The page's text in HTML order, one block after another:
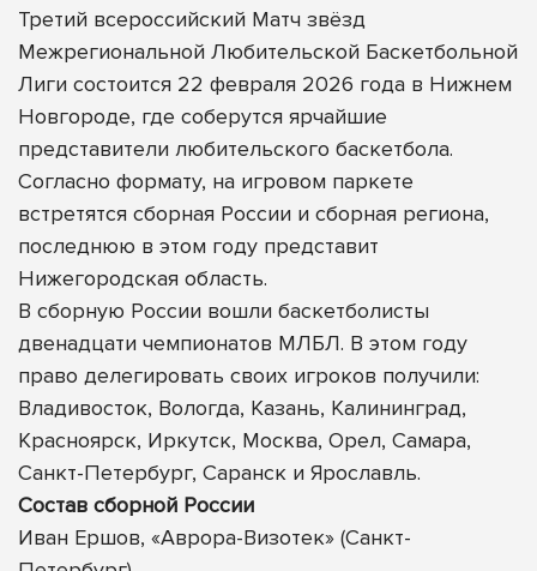
Третий всероссийский Матч звёзд
Межрегиональной Любительской Баскетбольной
Лиги состоится 22 февраля 2026 года в Нижнем
Новгороде, где соберутся ярчайшие
представители любительского баскетбола.
Согласно формату, на игровом паркете
встретятся сборная России и сборная региона,
последнюю в этом году представит
Нижегородская область.
В сборную России вошли баскетболисты
двенадцати чемпионатов МЛБЛ. В этом году
право делегировать своих игроков получили:
Владивосток, Вологда, Казань, Калининград,
Красноярск, Иркутск, Москва, Орел, Самара,
Санкт-Петербург, Саранск и Ярославль.
Состав сборной России
Иван Ершов, «Аврора-Визотек» (Санкт-